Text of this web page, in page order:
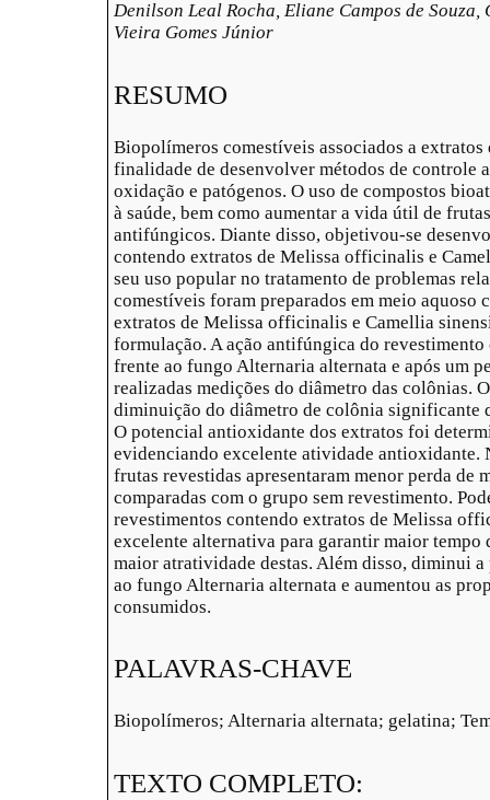
Denilson Leal Rocha, Eliane Campos de
Vieira Gomes Júnior
RESUMO
Biopolímeros comestíveis associados a extratos
finalidade de desenvolver métodos de controle
oxidação e patógenos. O uso de compostos
à saúde, bem como aumentar a vida útil de
antifúngicos. Diante disso, objetivou-se
contendo extratos de Melissa officinalis e
seu uso popular no tratamento de problemas
comestíveis foram preparados em meio aquoso
extratos de Melissa officinalis e Camellia
formulação. A ação antifúngica do
frente ao fungo Alternaria alternata e após um
realizadas medições do diâmetro das colônias.
diminuição do diâmetro de colônia significante
O potencial antioxidante dos extratos foi
evidenciando excelente atividade antioxidante.
frutas revestidas apresentaram menor perda de
comparadas com o grupo sem revestimento.
revestimentos contendo extratos de Melissa
excelente alternativa para garantir maior tempo
maior atratividade destas. Além disso, diminui
ao fungo Alternaria alternata e aumentou as
consumidos.
PALAVRAS-CHAVE
Biopolímeros; Alternaria alternata; gelatina;
TEXTO COMPLETO: